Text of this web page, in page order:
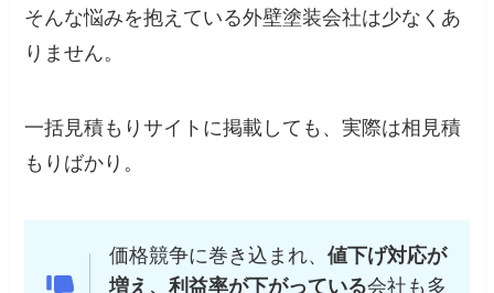
そんな悩みを抱えている外壁塗装会社は少なくあ
りません。
一括見積もりサイトに掲載しても、実際は相見積
もりばかり。
価格競争に巻き込まれ、 値下げ対応が
増え、利益率が下がっている会社も多